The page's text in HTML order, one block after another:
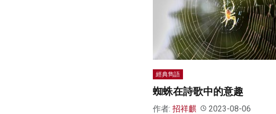
經典雋語
蜘蛛在詩歌中的意趣
作者: 招祥麒 2023-08-06